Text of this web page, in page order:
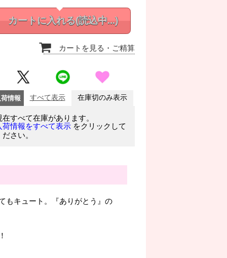
カートに入れる(読込中...)
カートを見る ・ご精算
情報 すべて表示 在庫切のみ表示
在すべて在庫があります。
荷情報をすべて表示 をクリックして
さい。
もキュート。『ありがとう』の